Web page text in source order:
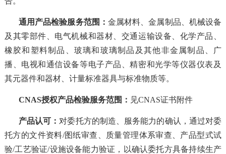
通用产品检验服务范围 ： 金属材料、金属制品、机械设备
及其零部件、电气机械和器材、交通运输设备、化学产品、
橡胶和塑料制品、玻璃和玻璃制品及其他非金属制品、广
播、电视和通信设备等电子产品、精密和光学等仪器仪表及
其元器件和器材、计量标准器具与标准物质等。
CNAS授权产品检验服务范围： 见CNAS证书附件
产品认可 ： 对委托方的制造、服务能力的确认，通过对委
托方的文件资料/图纸审查、质量管理体系审查、产品型式试
验/工艺验证/设施设备能力验证，以确认委托方具备持续生产